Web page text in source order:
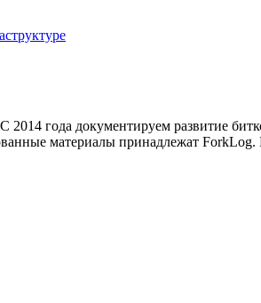
года документируем развитие
материалы принадлежат